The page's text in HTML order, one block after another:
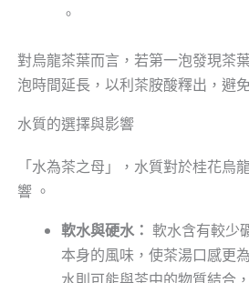
。
對烏龍茶葉而言，若第一泡發現茶
泡時間延長，以利茶胺酸釋出，避
水質的選擇與影響
「水為茶之母」，水質對於桂花烏
響 。
軟水與硬水： 軟水含有較少
本身的風味，使茶湯口感更